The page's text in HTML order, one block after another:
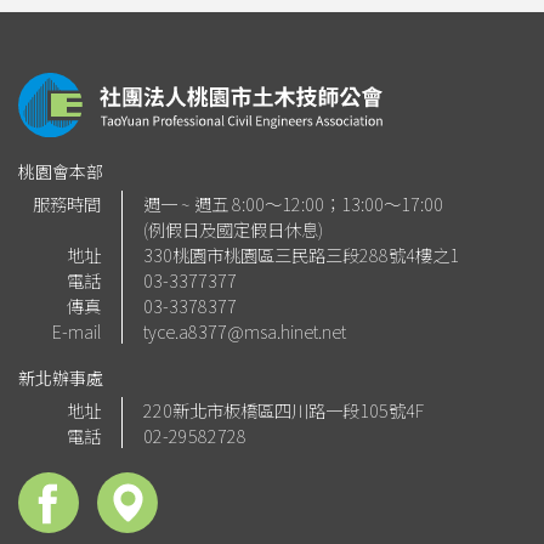
桃園會本部
服務時間
週一 ~ 週五 8:00～12:00；13:00～17:00
(例假日及國定假日休息)
地址
330桃園市桃園區三民路三段288號4樓之1
電話
03-3377377
傳真
03-3378377
E-mail
tyce.a8377@msa.hinet.net
新北辦事處
地址
220新北市板橋區四川路一段105號4F
電話
02-29582728